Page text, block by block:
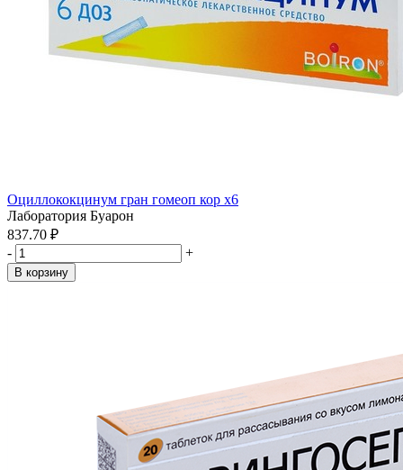
Оциллококцинум гран гомеоп кор x6
Лаборатория Буарон
837.70 ₽
-
+
В корзину